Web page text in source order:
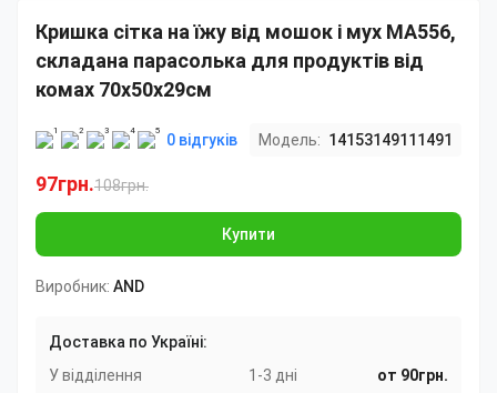
Кришка сітка на їжу від мошок і мух MA556,
складана парасолька для продуктів від
комах 70x50х29см
0 відгуків Модель: 14153149111491
97грн.108грн.
Купити
Виробник: AND
Доставка по Україні:
У відділення
1-3 дні
от 90грн.